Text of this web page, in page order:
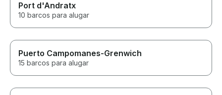
Port d'Andratx
10 barcos para alugar
Puerto Campomanes-Grenwich
15 barcos para alugar